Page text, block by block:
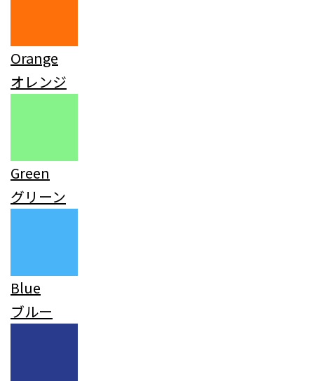
Orange
オレンジ
Green
グリーン
Blue
ブルー